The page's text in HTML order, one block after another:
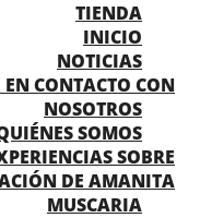
TIENDA
INICIO
NOTICIAS
EN CONTACTO CON
NOSOTROS
SOMOS
SOBRE
DE AMANITA
MUSCARIA